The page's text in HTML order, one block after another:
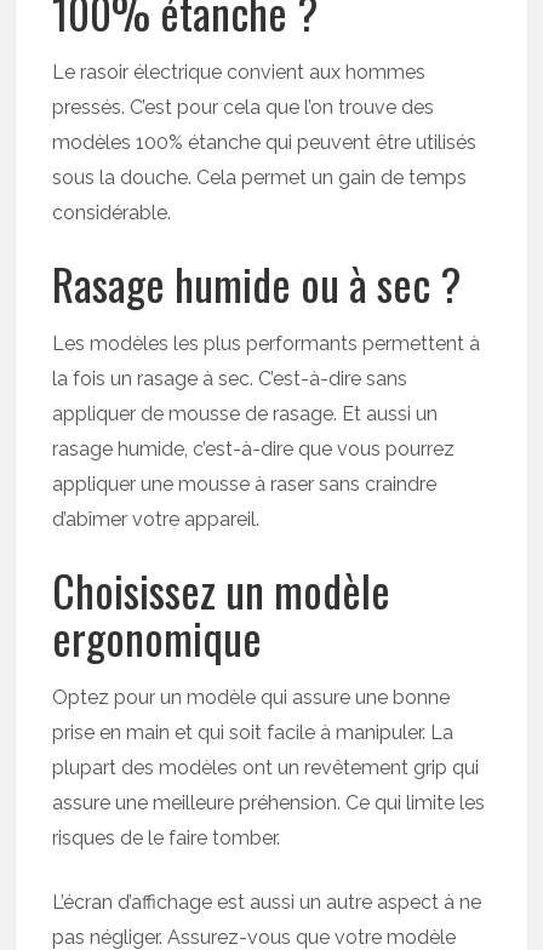
Le rasoir électrique convient aux hommes
pressés. C’est pour cela que l’on trouve des
modèles 100% étanche qui peuvent être utilisés
sous la douche. Cela permet un gain de temps
considérable.
Rasage humide ou à sec ?
Les modèles les plus performants permettent à
la fois un rasage à sec. C’est-à-dire sans
appliquer de mousse de rasage. Et aussi un
rasage humide, c’est-à-dire que vous pourrez
appliquer une mousse à raser sans craindre
d’abîmer votre appareil.
Choisissez un modèle
ergonomique
Optez pour un modèle qui assure une bonne
prise en main et qui soit facile à manipuler. La
plupart des modèles ont un revêtement grip qui
assure une meilleure préhension. Ce qui limite les
risques de le faire tomber.
L’écran d’affichage est aussi un autre aspect à ne
pas négliger. Assurez-vous que votre modèle